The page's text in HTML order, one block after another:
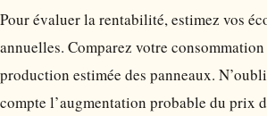
Pour évaluer la rentabilité, estimez vos
annuelles. Comparez votre
production estimée des panneaux.
compte l’augmentation probable du prix